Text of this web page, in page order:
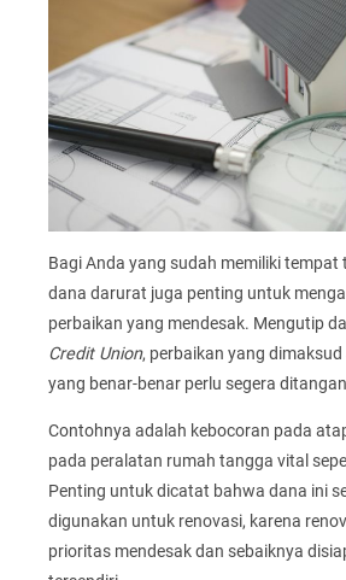
Bagi Anda yang sudah memiliki tempat
dana darurat juga penting untuk
perbaikan yang mendesak. Mengutip
Credit Union, perbaikan yang dimaksud
yang benar-benar perlu segera
Contohnya adalah kebocoran pada
pada peralatan rumah tangga vital
Penting untuk dicatat bahwa dana ini
digunakan untuk renovasi, karena
prioritas mendesak dan sebaiknya